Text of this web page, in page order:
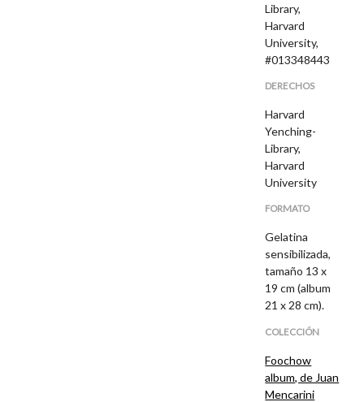
Library,
Harvard
University,
#013348443
DERECHOS
Harvard
Yenching-
Library,
Harvard
University
FORMATO
Gelatina
sensibilizada,
tamaño 13 x
19 cm (album
21 x 28 cm).
COLECCIÓN
Foochow
album, de Juan
Mencarini